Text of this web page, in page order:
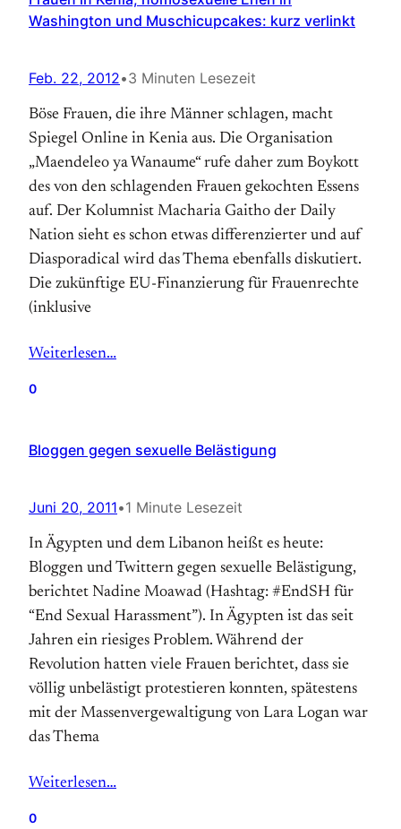
Washington und Muschicupcakes: kurz verlinkt
Feb. 22, 2012•3 Minuten Lesezeit
Böse Frauen, die ihre Männer schlagen, macht
Spiegel Online in Kenia aus. Die Organisation
„Maendeleo ya Wanaume“ rufe daher zum Boykott
des von den schlagenden Frauen gekochten Essens
auf. Der Kolumnist Macharia Gaitho der Daily
Nation sieht es schon etwas differenzierter und auf
Diasporadical wird das Thema ebenfalls diskutiert.
Die zukünftige EU-Finanzierung für Frauenrechte
(inklusive
Weiterlesen…
0
Bloggen gegen sexuelle Belästigung
Juni 20, 2011•1 Minute Lesezeit
In Ägypten und dem Libanon heißt es heute:
Bloggen und Twittern gegen sexuelle Belästigung,
berichtet Nadine Moawad (Hashtag: #EndSH für
“End Sexual Harassment”). In Ägypten ist das seit
Jahren ein riesiges Problem. Während der
Revolution hatten viele Frauen berichtet, dass sie
völlig unbelästigt protestieren konnten, spätestens
mit der Massenvergewaltigung von Lara Logan war
das Thema
Weiterlesen…
0